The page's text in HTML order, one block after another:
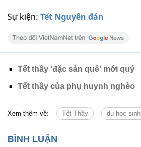
Sự kiện: Tết Nguyên đán
Tết thầy 'đặc sản quê' mới quý
Tết thầy của phụ huynh nghèo
Xem thêm về: Tết Thầy du học sinh